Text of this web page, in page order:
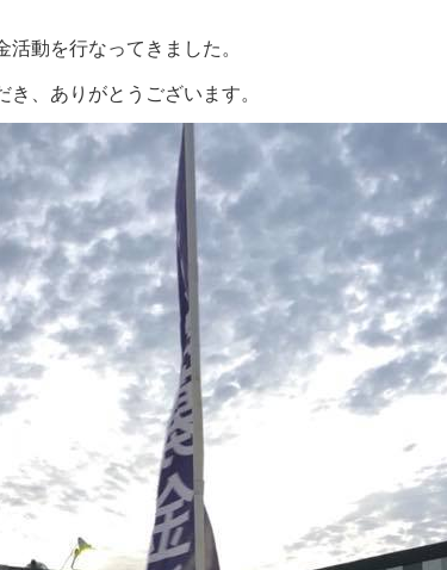
動を行なってきました。
き、ありがとうございます。